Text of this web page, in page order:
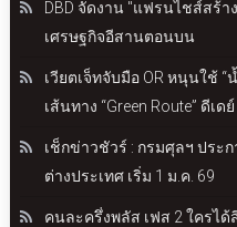
DBD จัดงาน "แฟรนไชส์สร้
เศรษฐกิจอีสานตอนบน
เวียตเจ็ทจับมือ OR หนุนใช้ “
เส้นทาง “Green Route” ดีเด
เช็กข่าวชัวร์ : กรมศุลฯ ประ
ต่างประเทศ เริ่ม 1 ม.ค. 69
คนละครึ่งพลัส เฟส 2 ใครไ